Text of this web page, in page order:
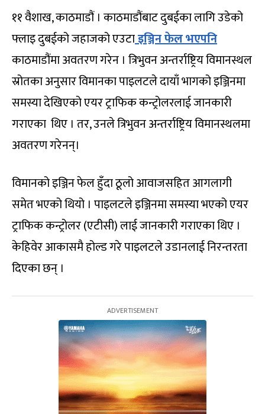
११ वैशाख, काठमाडौं । काठमाडौंबाट दुबईका लागि उडेको
फ्लाइ दुबईको जहाजको एउटाइञ्जिन फेल भएपनि
काठमाडौंमा अवतरण गरेन । त्रिभुवन अन्तर्राष्ट्रिय विमानस्थल
स्रोतका अनुसार विमानका पाइलटले दायाँ भागको इञ्जिनमा
समस्या देखिएको एयर ट्राफिक कन्ट्रोलरलाई जानकारी
गराएका थिए । तर, उनले त्रिभुवन अन्तर्राष्ट्रिय विमानस्थलमा
अवतरण गरेनन्।
विमानको इञ्जिन फेल हुँदा ठूलो आवाजसहित आगलागी
समेत भएको थियो । पाइलटले इञ्जिनमा समस्या भएको एयर
ट्राफिक कन्ट्रोलर (एटीसी) लाई जानकारी गराएका थिए ।
केहिवेर आकासमै होल्ड गरे पाइलटले उडानलाई निरन्तरता
दिएका छन् ।